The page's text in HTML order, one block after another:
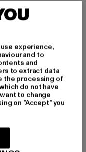
info@tbint.de
Ober-Ramstadt |
experience,
and to
and
to extract data
the processing of
do not have
to change
on "Accept" you